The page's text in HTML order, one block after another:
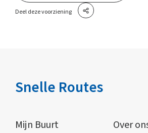
Deel deze voorziening
Snelle Routes
Mijn Buurt
Over